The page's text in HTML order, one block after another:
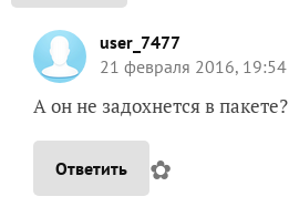
user_7477
21 февраля 2016, 19:54
А он не задохнется в пакете?
Ответить ✿